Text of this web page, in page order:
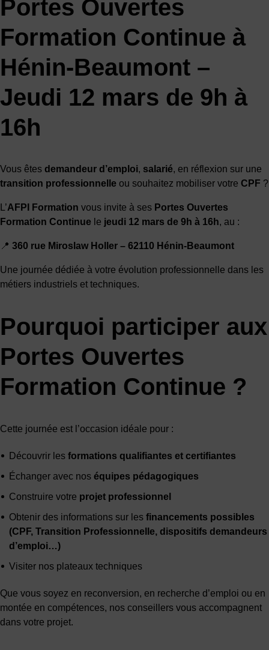
Portes Ouvertes
Formation Continue à
Hénin-Beaumont –
Jeudi 12 mars de 9h à
16h
Vous êtes demandeur d’emploi, salarié, en réflexion sur une
transition professionnelle ou souhaitez mobiliser votre CPF ?
L’AFPI Formation vous invite à ses Portes Ouvertes
Formation Continue le jeudi 12 mars de 9h à 16h, au :
📍 360 rue Miroslaw Holler – 62110 Hénin-Beaumont
Une journée dédiée à votre évolution professionnelle dans les
métiers industriels et techniques.
Pourquoi participer aux
Portes Ouvertes
Formation Continue ?
Cette journée est l’occasion idéale pour :
Découvrir les formations qualifiantes et certifiantes
Échanger avec nos équipes pédagogiques
Construire votre projet professionnel
Obtenir des informations sur les financements possibles
(CPF, Transition Professionnelle, dispositifs demandeurs
d’emploi…)
Visiter nos plateaux techniques
Que vous soyez en reconversion, en recherche d’emploi ou en
montée en compétences, nos conseillers vous accompagnent
dans votre projet.